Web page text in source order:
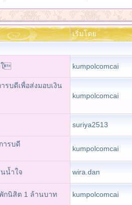
เริ่มโดย
ใ kumpolcomcai
รบดีเพื่อส่งมอบเงิน
kumpolcomcai
suriya2513
ารบดี
kumpolcomcai
น้ำใจ wira.dan
กนิสิต 1 ล้านบาท kumpolcomcai